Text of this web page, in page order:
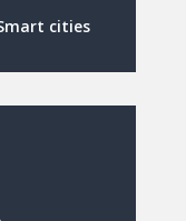
cities